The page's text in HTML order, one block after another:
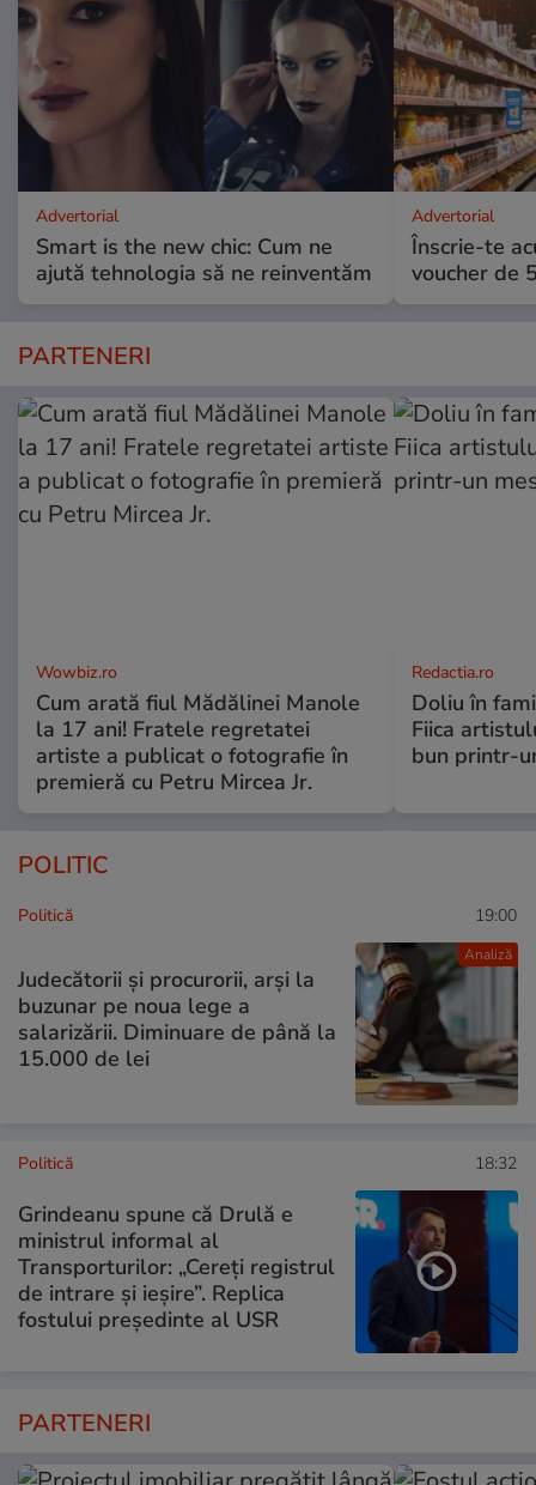
Advertorial
Smart is the new chic: Cum ne
ajută tehnologia să ne reinventăm
Advertorial
Înscrie-te
voucher de
PARTENERI
Wowbiz.ro
Cum arată fiul Mădălinei Manole
la 17 ani! Fratele regretatei
artiste a publicat o fotografie în
premieră cu Petru Mircea Jr.
Redactia.ro
Doliu în
Fiica
bun printr-
POLITIC
Analiză
Politică 19:00
Judecătorii și procurorii, arși la
buzunar pe noua lege a
salarizării. Diminuare de până la
15.000 de lei
Politică 18:32
Grindeanu spune că Drulă e
ministrul informal al
Transporturilor: „Cereți registrul
de intrare și ieșire”. Replica
fostului președinte al USR
PARTENERI